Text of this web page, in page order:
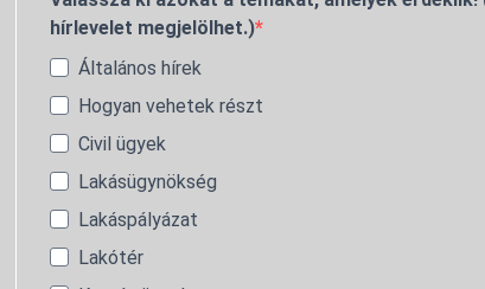
hírlevelet megjelölhet.)
Általános hírek
Hogyan vehetek részt
Civil ügyek
Lakásügynökség
Lakáspályázat
Lakótér